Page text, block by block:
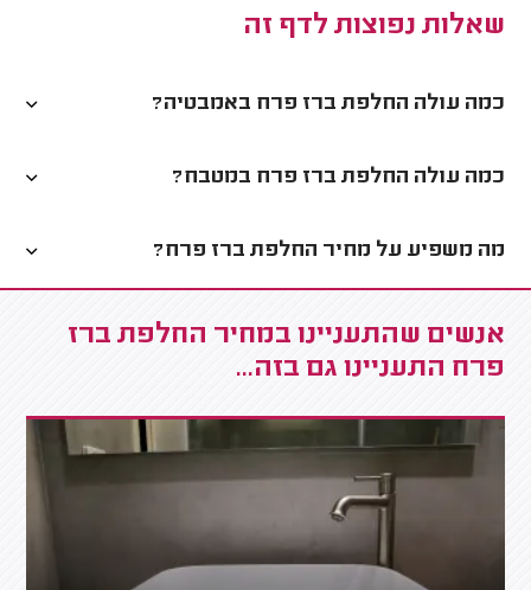
שאלות נפוצות לדף זה
כמה עולה החלפת ברז פרח באמבטיה?
כמה עולה החלפת ברז פרח במטבח?
מה משפיע על מחיר החלפת ברז פרח?
אנשים שהתעניינו במחיר החלפת ברז
פרח התעניינו גם בזה...